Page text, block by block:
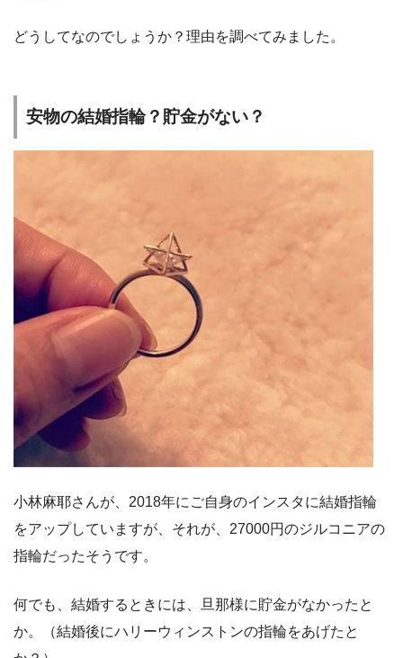
どうしてなのでしょうか？理由を調べてみました。
安物の結婚指輪？貯金がない？
小林麻耶さんが、2018年にご自身のインスタに結婚指輪
をアップしていますが、それが、27000円のジルコニアの
指輪だったそうです。
何でも、結婚するときには、旦那様に貯金がなかったと
か。（結婚後にハリーウィンストンの指輪をあげたと